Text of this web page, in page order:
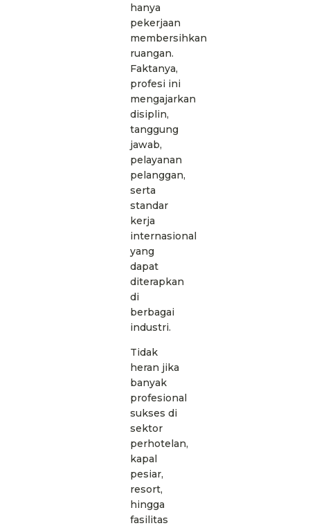
hanya
pekerjaan
membersihkan
ruangan.
Faktanya,
profesi ini
mengajarkan
disiplin,
tanggung
jawab,
pelayanan
pelanggan,
serta
standar
kerja
internasional
yang
dapat
diterapkan
di
berbagai
industri.
Tidak
heran jika
banyak
profesional
sukses di
sektor
perhotelan,
kapal
pesiar,
resort,
hingga
fasilitas